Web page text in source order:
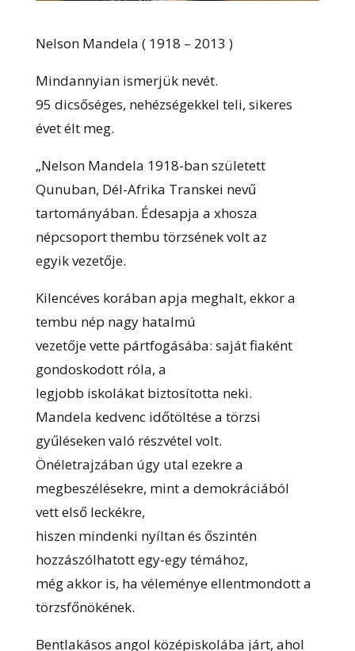
Nelson Mandela ( 1918 – 2013 )
Mindannyian ismerjük nevét.
95 dicsőséges, nehézségekkel teli, sikeres
évet élt meg.
„Nelson Mandela 1918-ban született
Qunuban, Dél-Afrika Transkei nevű
tartományában. Édesapja a xhosza
népcsoport thembu törzsének volt az
egyik vezetője.
Kilencéves korában apja meghalt, ekkor a
tembu nép nagy hatalmú
vezetője vette pártfogásába: saját fiaként
gondoskodott róla, a
legjobb iskolákat biztosította neki.
Mandela kedvenc időtöltése a törzsi
gyűléseken való részvétel volt.
Önéletrajzában úgy utal ezekre a
megbeszélésekre, mint a demokráciából
vett első leckékre,
hiszen mindenki nyíltan és őszintén
hozzászólhatott egy-egy témához,
még akkor is, ha véleménye ellentmondott a
törzsfőnökének.
Bentlakásos angol középiskolába járt, ahol